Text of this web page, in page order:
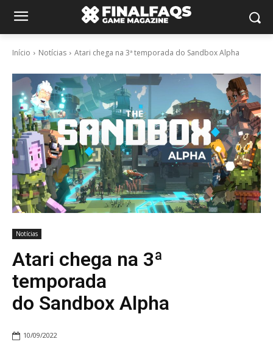
Início Notícias Atari chega na 3ª temporada do Sandbox Alpha
Notícias
Atari chega na 3ª
temporada
do Sandbox Alpha
10/09/2022